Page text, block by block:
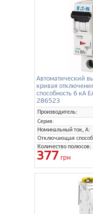
Автоматический
кривая
способность 6 кА
286523
Производитель:
Серия:
Номинальный ток, А:
Отключающая
Количество полюсов:
377 грн